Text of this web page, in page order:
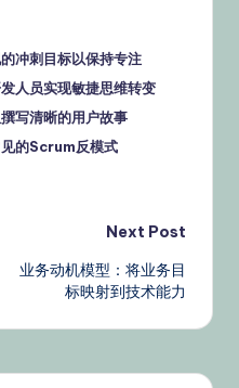
冲刺目标以保持专注
人员实现敏捷思维转变
写清晰的用户故事
的Scrum反模式
Next Post
业务动机模型：将业务目
标映射到技术能力